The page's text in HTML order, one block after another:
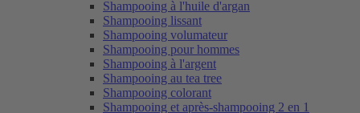
Shampooing à l'huile d'argan
Shampooing lissant
Shampooing volumateur
Shampooing pour hommes
Shampooing à l'argent
Shampooing au tea tree
Shampooing colorant
Shampooing et après-shampooing 2 en 1